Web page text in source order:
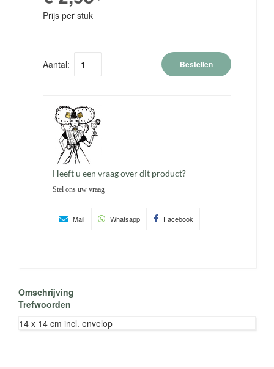
Prijs per stuk
Aantal: Bestellen
Heeft u een vraag over dit product?
Stel ons uw vraag
Mail Whatsapp Facebook
Omschrijving
Trefwoorden
14 x 14 cm incl. envelop